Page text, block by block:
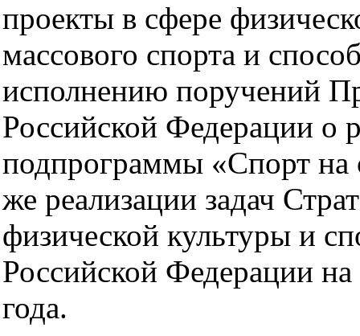
проекты в сфере
массового спорта и
исполнению поручений
Российской Федерации о
подпрограммы «Спорт на
же реализации задач
физической культуры и
Российской Федерации
года.